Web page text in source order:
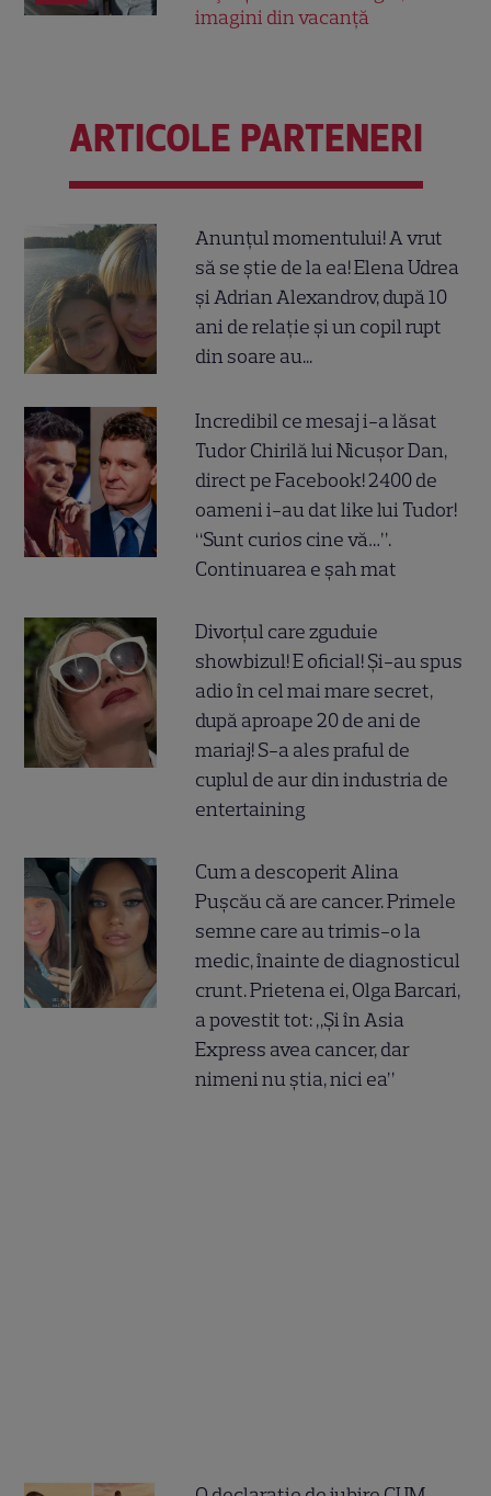
imagini din vacanță
ARTICOLE PARTENERI
Anunțul momentului! A vrut
să se știe de la ea! Elena Udrea
și Adrian Alexandrov, după 10
ani de relație și un copil rupt
din soare au...
Incredibil ce mesaj i-a lăsat
Tudor Chirilă lui Nicușor Dan,
direct pe Facebook! 2400 de
oameni i-au dat like lui Tudor!
“Sunt curios cine vă…”.
Continuarea e șah mat
Divorțul care zguduie
showbizul! E oficial! Și-au spus
adio în cel mai mare secret,
după aproape 20 de ani de
mariaj! S-a ales praful de
cuplul de aur din industria de
entertaining
Cum a descoperit Alina
Pușcău că are cancer. Primele
semne care au trimis-o la
medic, înainte de diagnosticul
crunt. Prietena ei, Olga Barcari,
a povestit tot: „Și în Asia
Express avea cancer, dar
nimeni nu știa, nici ea”